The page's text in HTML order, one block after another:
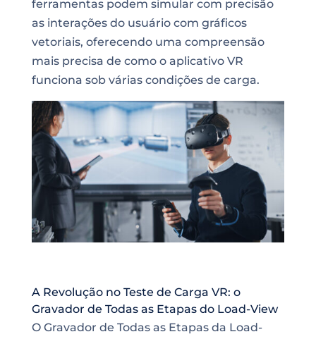
ferramentas podem simular com precisão
as interações do usuário com gráficos
vetoriais, oferecendo uma compreensão
mais precisa de como o aplicativo VR
funciona sob várias condições de carga.
A Revolução no Teste de Carga VR: o
Gravador de Todas as Etapas do Load-View
O Gravador de Todas as Etapas da Load-